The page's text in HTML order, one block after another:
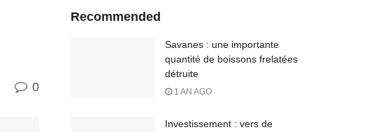
0
Recommended
Savanes : une importante
quantité de boissons frelatées
détruite
1 AN AGO
Investissement : vers de